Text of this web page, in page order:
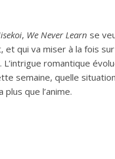
, We Never Learn se
et qui va miser à la fois
L’intrigue romantique
semaine, quelle
que l’anime.